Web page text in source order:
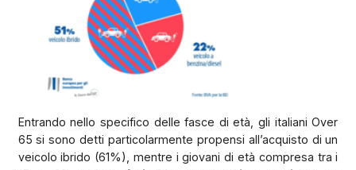
Entrando nello specifico delle fasce di età, gli italiani Over
65 si sono detti particolarmente propensi all’acquisto di un
veicolo ibrido (61%), mentre i giovani di età compresa tra i